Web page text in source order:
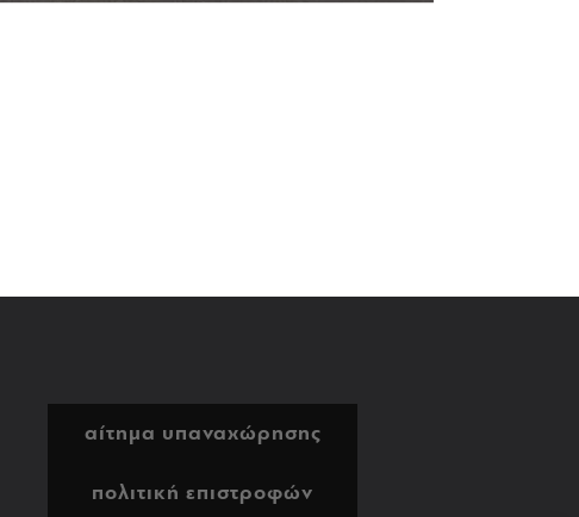
αίτημα υπαναχώρησης
πολιτική επιστροφών